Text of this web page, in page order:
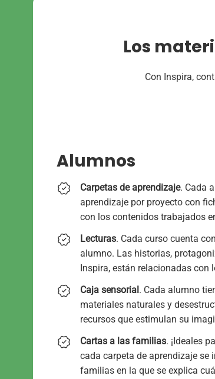
Los
Con Inspira,
Alumnos
Carpetas de aprendizaje. Cada
aprendizaje por proyecto con
con los contenidos trabajados
Lecturas. Cada curso cuenta
alumno. Las historias,
Inspira, están relacionadas con
Caja sensorial. Cada alumno
materiales naturales y
recursos que estimulan su
Cartas a las familias. ¡Ideales
cada carpeta de aprendizaje
familias en la que se explica